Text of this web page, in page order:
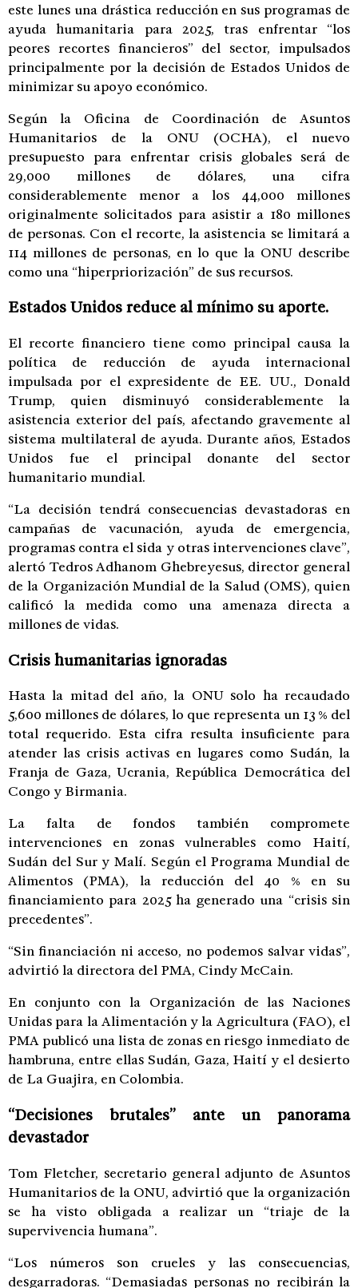
este lunes una drástica reducción en sus programas de
ayuda humanitaria para 2025, tras enfrentar “los
peores recortes financieros” del sector, impulsados
principalmente por la decisión de Estados Unidos de
minimizar su apoyo económico.
Según la Oficina de Coordinación de Asuntos
Humanitarios de la ONU (OCHA), el nuevo
presupuesto para enfrentar crisis globales será de
29,000 millones de dólares, una cifra
considerablemente menor a los 44,000 millones
originalmente solicitados para asistir a 180 millones
de personas. Con el recorte, la asistencia se limitará a
114 millones de personas, en lo que la ONU describe
como una “hiperpriorización” de sus recursos.
Estados Unidos reduce al mínimo su aporte.
El recorte financiero tiene como principal causa la
política de reducción de ayuda internacional
impulsada por el expresidente de EE. UU., Donald
Trump, quien disminuyó considerablemente la
asistencia exterior del país, afectando gravemente al
sistema multilateral de ayuda. Durante años, Estados
Unidos fue el principal donante del sector
humanitario mundial.
“La decisión tendrá consecuencias devastadoras en
campañas de vacunación, ayuda de emergencia,
programas contra el sida y otras intervenciones clave”,
alertó Tedros Adhanom Ghebreyesus, director general
de la Organización Mundial de la Salud (OMS), quien
calificó la medida como una amenaza directa a
millones de vidas.
Crisis humanitarias ignoradas
Hasta la mitad del año, la ONU solo ha recaudado
5,600 millones de dólares, lo que representa un 13 % del
total requerido. Esta cifra resulta insuficiente para
atender las crisis activas en lugares como Sudán, la
Franja de Gaza, Ucrania, República Democrática del
Congo y Birmania.
La falta de fondos también compromete
intervenciones en zonas vulnerables como Haití,
Sudán del Sur y Malí. Según el Programa Mundial de
Alimentos (PMA), la reducción del 40 % en su
financiamiento para 2025 ha generado una “crisis sin
precedentes”.
“Sin financiación ni acceso, no podemos salvar vidas”,
advirtió la directora del PMA, Cindy McCain.
En conjunto con la Organización de las Naciones
Unidas para la Alimentación y la Agricultura (FAO), el
PMA publicó una lista de zonas en riesgo inmediato de
hambruna, entre ellas Sudán, Gaza, Haití y el desierto
de La Guajira, en Colombia.
“Decisiones brutales” ante un panorama
devastador
Tom Fletcher, secretario general adjunto de Asuntos
Humanitarios de la ONU, advirtió que la organización
se ha visto obligada a realizar un “triaje de la
supervivencia humana”.
“Los números son crueles y las consecuencias,
desgarradoras. “Demasiadas personas no recibirán la